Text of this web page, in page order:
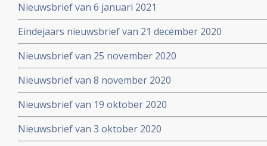
Nieuwsbrief van 6 januari 2021
Eindejaars nieuwsbrief van 21 december 2020
Nieuwsbrief van 25 november 2020
Nieuwsbrief van 8 november 2020
Nieuwsbrief van 19 oktober 2020
Nieuwsbrief van 3 oktober 2020